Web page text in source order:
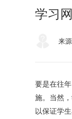
学习
来
要是在往
施。当然
以保证学